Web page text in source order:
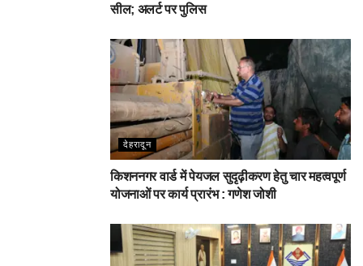
सील; अलर्ट पर पुलिस
देहरादून
किशननगर वार्ड में पेयजल सुदृढ़ीकरण हेतु चार महत्वपूर्ण
योजनाओं पर कार्य प्रारंभ : गणेश जोशी